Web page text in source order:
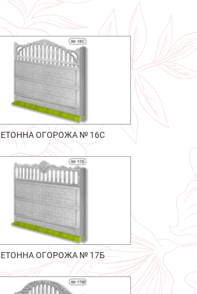
ОГОРОЖА № 16С
ОГОРОЖА № 17Б